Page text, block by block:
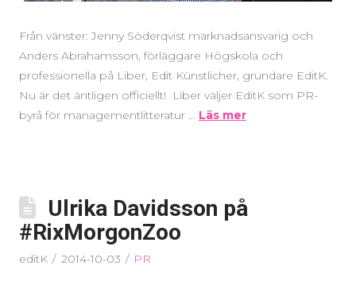
Från vänster: Jenny Söderqvist marknadsansvarig och
Anders Abrahamsson, förläggare Högskola och
professionella på Liber, Edit Künstlicher, grundare EditK.
Nu är det äntligen officiellt! Liber väljer EditK som PR-
byrå för managementlitteratur … Läs mer
Ulrika Davidsson på
#RixMorgonZoo
editK 2014-10-03 PR